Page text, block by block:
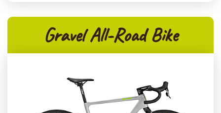
Gravel All-Road Bike